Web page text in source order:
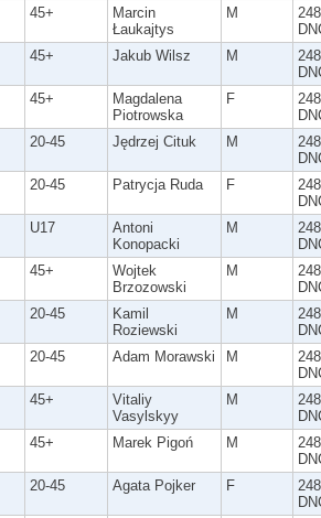
45+
Marcin
Łaukajtys
M
45+ Jakub Wilsz M
45+
Magdalena
Piotrowska
F
20-45 Jędrzej Cituk M
20-45 Patrycja Ruda F
U17
Antoni
Konopacki
M
45+
Wojtek
Brzozowski
M
20-45
Kamil
Roziewski
M
20-45 Adam Morawski M
45+
Vitaliy
Vasylskyy
M
45+ Marek Pigoń M
20-45 Agata Pojker F